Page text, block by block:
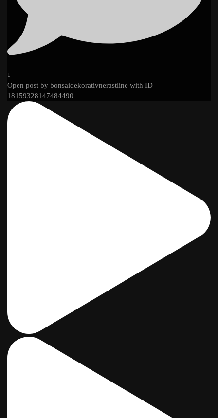
1
Open post by bonsaidekorativnerastline with ID
18159328147484490